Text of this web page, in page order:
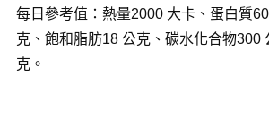
每日參考值：熱量2000 大卡、蛋白質
克、飽和脂肪18 公克、碳水化合物300
克。